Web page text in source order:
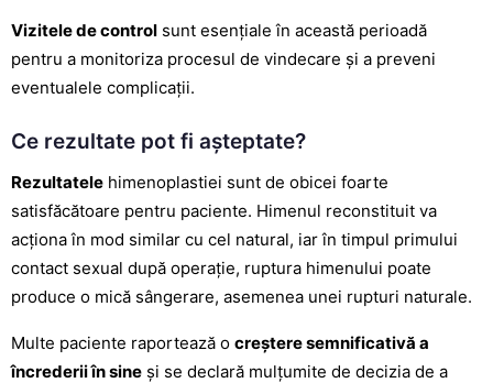
Vizitele de controlsunt esențiale în această perioadă
pentru a monitoriza procesul de vindecare și a preveni
eventualele complicații.
Ce rezultate pot fi așteptate?
Rezultatelehimenoplastiei sunt de obicei foarte
satisfăcătoare pentru paciente. Himenul reconstituit va
acționa în mod similar cu cel natural, iar în timpul primului
contact sexual după operație, ruptura himenului poate
produce o mică sângerare, asemenea unei rupturi naturale.
Multe paciente raportează o creștere semnificativă a
încrederii în sineși se declară mulțumite de decizia de a